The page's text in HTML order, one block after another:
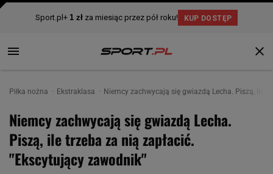
Piłka nożna Ekstraklasa Niemcy zachwycają się gwiazdą Lecha. Piszą, ile
Niemcy zachwycają się gwiazdą Lecha.
Piszą, ile trzeba za nią zapłacić.
"Ekscytujący zawodnik"